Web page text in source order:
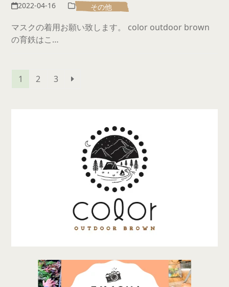
2022-04-16 その他
マスクの着用お願い致します。 color outdoor brown
の育鉄はこ…
Page
1 Page
2 Page
3 Next